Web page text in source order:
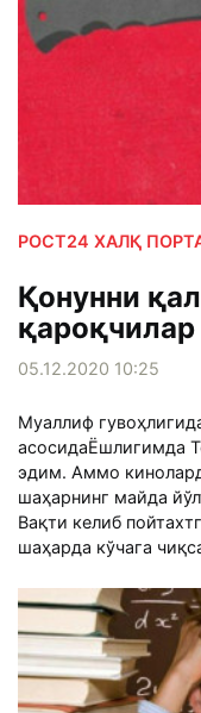
РОСТ24 ХАЛҚ
Қонунни
қароқчилар
05.12.2020 10:25
Муаллиф
асосидаЁшлигимда
эдим. Аммо
шаҳарнинг майда
Вақти келиб
шаҳарда кўчага